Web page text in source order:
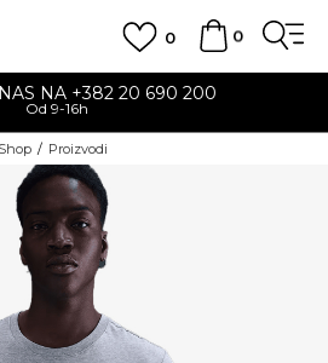
0
0
NA +382 20 690 200
Od 9-16h
Proizvodi